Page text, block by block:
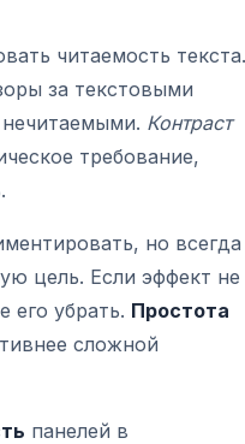
читаемость текста.
за текстовыми
Контраст
требование,
но всегда
цель. Если эффект не
его убрать. Простота
сложной
панелей в